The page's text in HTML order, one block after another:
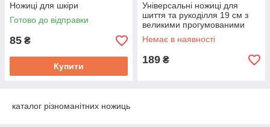
Ножиці для шкіри
Готово до відправки
85 ₴
Купити
Універсальні ножиці для
шиття та рукоділля 19 см з
великими прогумованими
ручками, нержавіюча сталь
Немає в наявності
189 ₴
каталог різноманітних ножиць